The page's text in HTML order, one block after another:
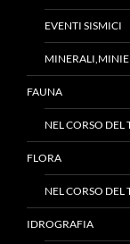
EVENTI SISMICI
FAUNA
NEL CORSO DEL
FLORA
NEL CORSO DEL
IDROGRAFIA